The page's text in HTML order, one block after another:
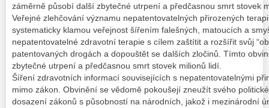
záměrně působí další zbytečné utrpení a předčasnou smrt stovek
Veřejné zlehčování významu nepatentovatelných přirozených
systematicky klamou veřejnost šířením falešných, matoucích a
nepatentovatelné zdravotní terapie s cílem zaštítit a rozšířit svůj
patentovaných drogách a dopouštět se dalších zločinů. Tímto
zbytečné utrpení a předčasnou smrt stovek milionů lidí.
Šíření zdravotních informací souvisejících s nepatentovatelnými
mimo zákon. Obvinění se vědomě pokoušejí zneužít svého
dosazení zákonů s působností na národních, jakož i mezinárodní